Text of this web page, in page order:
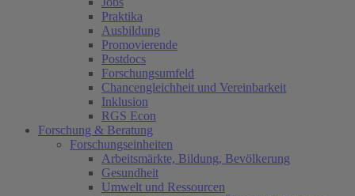
Praktika
Ausbildung
Promovierende
Postdocs
Forschungsumfeld
Chancengleichheit und Vereinbarkeit
Inklusion
RGS Econ
Forschung & Beratung
Forschungseinheiten
Arbeitsmärkte, Bildung, Bevölkerung
Gesundheit
Umwelt und Ressourcen